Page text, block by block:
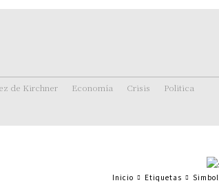
de Kirchner Economía Crisis Politica
Inicio Etiquetas